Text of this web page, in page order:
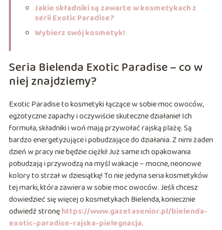
Jakie składniki są zawarte w kosmetykach z
serii Exotic Paradise?
Wybierz swój kosmetyk!
Seria Bielenda Exotic Paradise – co w
niej znajdziemy?
Exotic Paradise to kosmetyki łączące w sobie moc owoców,
egzotyczne zapachy i oczywiście skuteczne działanie! Ich
formuła, składniki i woń mają przywołać rajską plażę. Są
bardzo energetyzujące i pobudzające do działania. Z nimi żaden
dzień w pracy nie będzie ciężki! Już same ich opakowania
pobudzają i przywodzą na myśl wakacje – mocne, neonowe
kolory to strzał w dziesiątkę! To nie jedyna seria kosmetyków
tej marki, która zawiera w sobie moc owoców. Jeśli chcesz
dowiedzieć się więcej o kosmetykach Bielenda, koniecznie
odwiedź stronęhttps://www.gazetasenior.pl/bielenda-
exotic-paradise-rajska-pielegnacja.